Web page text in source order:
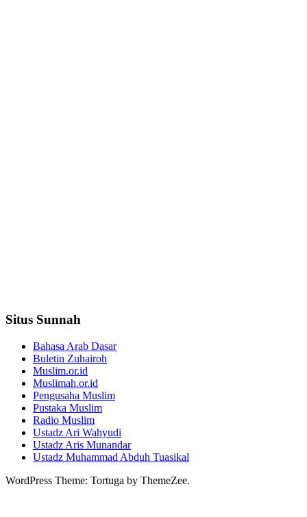
Situs Sunnah
Bahasa Arab Dasar
Buletin Zuhairoh
Muslim.or.id
Muslimah.or.id
Pengusaha Muslim
Pustaka Muslim
Radio Muslim
Ustadz Ari Wahyudi
Ustadz Aris Munandar
Ustadz Muhammad Abduh Tuasikal
WordPress Theme: Tortuga by ThemeZee.